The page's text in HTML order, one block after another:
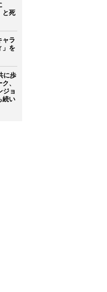
と死
ャラ
」を
に歩
、
ジョ
続い